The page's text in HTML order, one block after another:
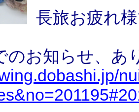
長旅お疲れ
のお知らせ、あ